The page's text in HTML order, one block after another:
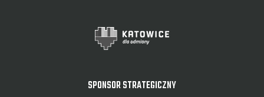
SPONSOR STRATEGICZNY